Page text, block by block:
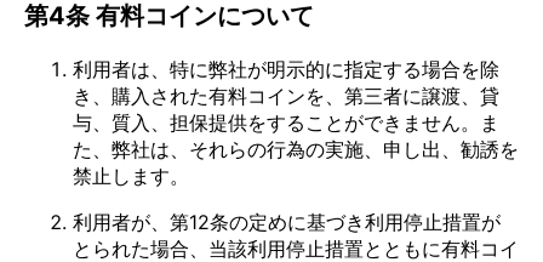
第4条 有料コインについて
利用者は、特に弊社が明示的に指定する場合を除
き、購入された有料コインを、第三者に譲渡、貸
与、質入、担保提供をすることができません。ま
た、弊社は、それらの行為の実施、申し出、勧誘を
禁止します。
利用者が、第12条の定めに基づき利用停止措置が
とられた場合、当該利用停止措置とともに有料コイ